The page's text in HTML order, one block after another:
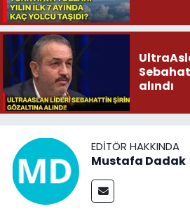
alındı
EDITÖR HAKKINDA
Mustafa Dadak